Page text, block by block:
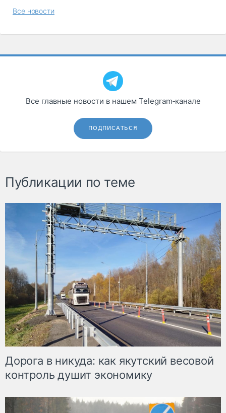
Все новости
Все главные новости в нашем Telegram‑канале
ПОДПИСАТЬСЯ
Публикации по теме
Дорога в никуда: как якутский весовой
контроль душит экономику